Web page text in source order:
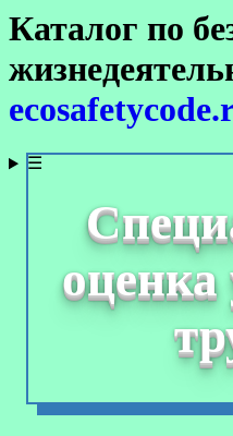
Каталог по
☰
оценка